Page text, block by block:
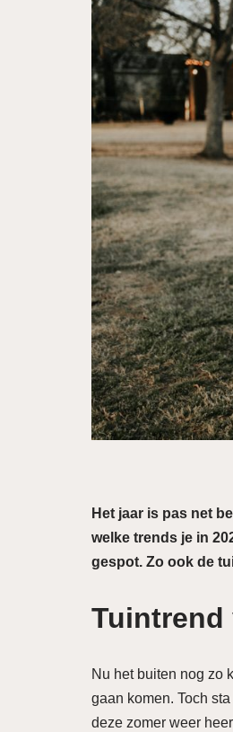
Het jaar is pas net
welke trends je in
gespot. Zo ook de
Tuintrend
Nu het buiten nog zo
gaan komen. Toch
deze zomer weer